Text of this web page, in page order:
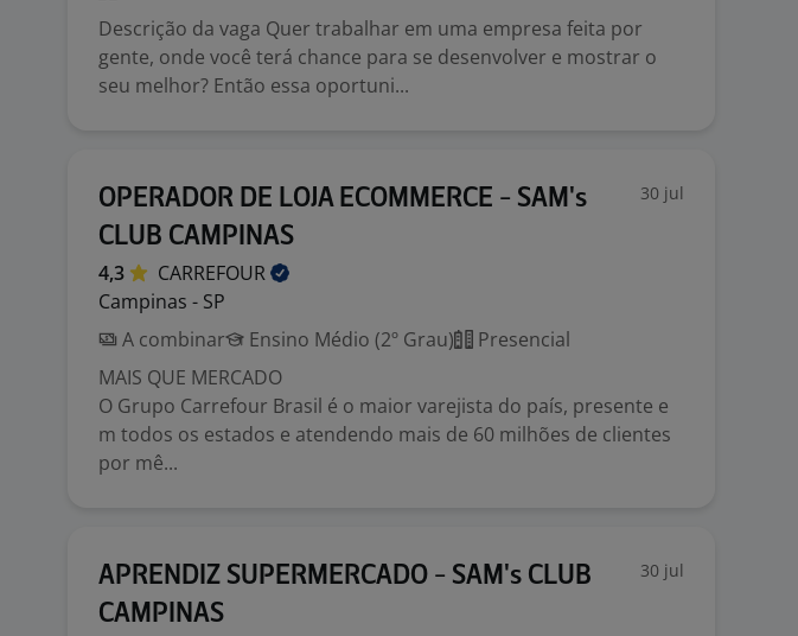
Descrição da vaga Quer trabalhar em uma empresa feita por
gente, onde você terá chance para se desenvolver e mostrar o
seu melhor? Então essa oportuni...
OPERADOR DE LOJA ECOMMERCE - SAM's
CLUB CAMPINAS
30 jul
4,3
CARREFOUR
Campinas - SP
A combinar
Ensino Médio (2º Grau)
Presencial
MAIS QUE MERCADO
O Grupo Carrefour Brasil é o maior varejista do país, presente e
m todos os estados e atendendo mais de 60 milhões de clientes
por mê...
APRENDIZ SUPERMERCADO - SAM's CLUB
CAMPINAS
30 jul